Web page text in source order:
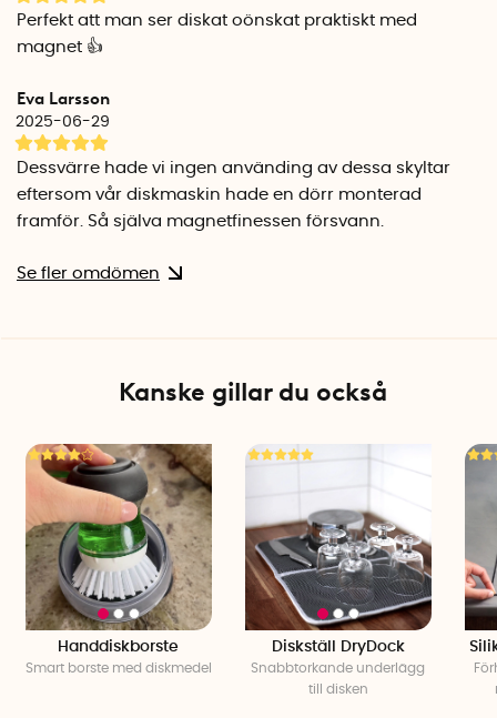
Perfekt att man ser diskat oönskat praktiskt med
magnet 👍
Eva Larsson
2025-06-29
Dessvärre hade vi ingen använding av dessa skyltar
eftersom vår diskmaskin hade en dörr monterad
framför. Så själva magnetfinessen försvann.
Se fler omdömen
Kanske gillar du också
Handdiskborste
Smart borste med diskmedel
Diskställ DryDock
Snabbtorkande underlägg
till disken